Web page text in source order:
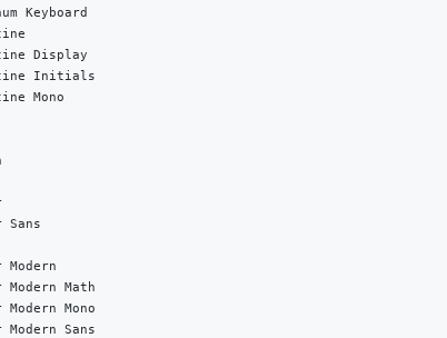
Keyboard
Display
Initials
Mono
Sans
Modern
Modern Math
Modern Mono
Modern Sans